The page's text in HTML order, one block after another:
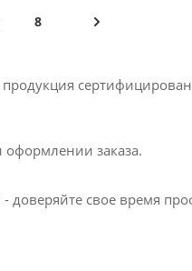
8
оформлении заказа.
доверяйте свое время